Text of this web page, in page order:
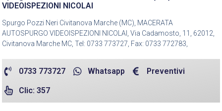
VIDEOISPEZIONI NICOLAI
Spurgo Pozzi Neri Civitanova Marche (MC), MACERATA
AUTOSPURGO VIDEOISPEZIONI NICOLAI, Via Cadamosto, 11, 62012,
Civitanova Marche MC, Tel: 0733 773727, Fax: 0733 772783,
0733 773727 Whatsapp Preventivi
Clic: 357